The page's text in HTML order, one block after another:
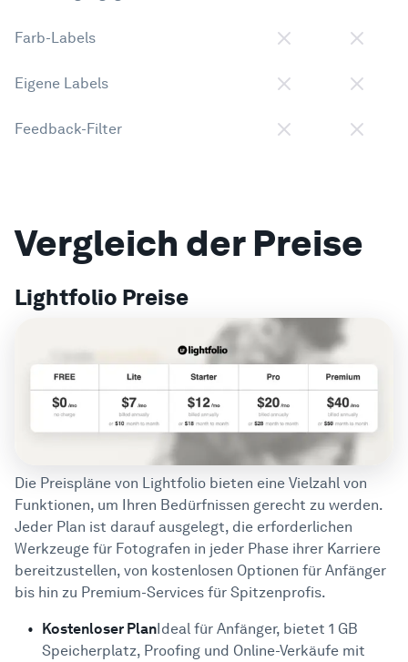
Farb-Labels
Eigene Labels
Feedback-Filter
Vergleich der Preise
Lightfolio Preise
Die Preispläne von Lightfolio bieten eine Vielzahl von
Funktionen, um Ihren Bedürfnissen gerecht zu werden.
Jeder Plan ist darauf ausgelegt, die erforderlichen
Werkzeuge für Fotografen in jeder Phase ihrer Karriere
bereitzustellen, von kostenlosen Optionen für Anfänger
bis hin zu Premium-Services für Spitzenprofis.
Kostenloser PlanIdeal für Anfänger, bietet 1 GB
Speicherplatz, Proofing und Online-Verkäufe mit